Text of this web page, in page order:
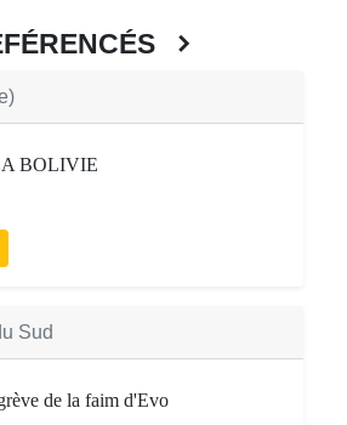
BOLIVIE
Sud
de la faim d'Evo